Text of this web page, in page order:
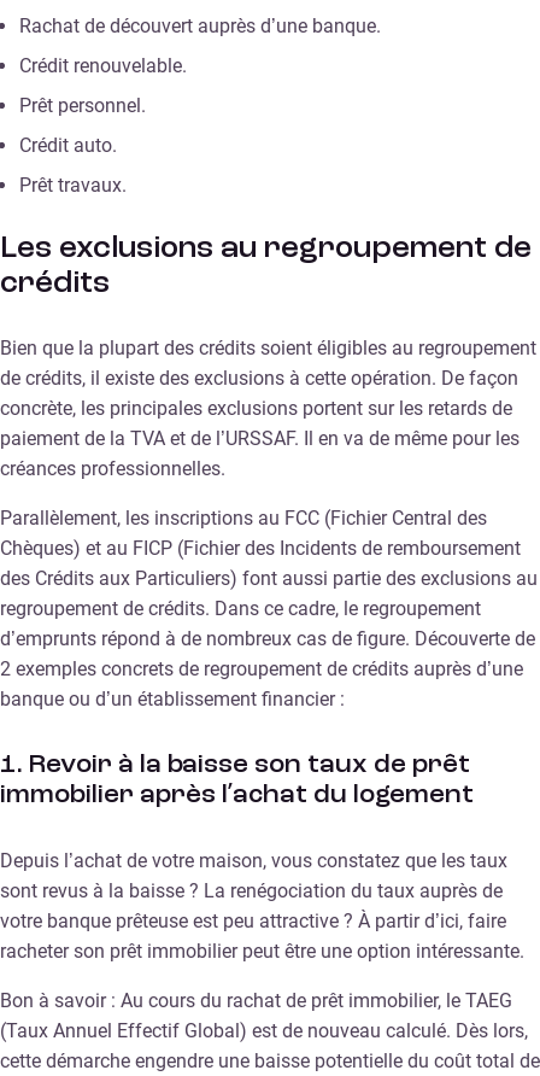
Rachat de découvert auprès d’une banque.
Crédit renouvelable.
Prêt personnel.
Crédit auto.
Prêt travaux.
Les exclusions au regroupement de
crédits
Bien que la plupart des crédits soient éligibles au regroupement
de crédits, il existe des exclusions à cette opération. De façon
concrète, les principales exclusions portent sur les retards de
paiement de la TVA et de l’URSSAF. Il en va de même pour les
créances professionnelles.
Parallèlement, les inscriptions au FCC (Fichier Central des
Chèques) et au FICP (Fichier des Incidents de remboursement
des Crédits aux Particuliers) font aussi partie des exclusions au
regroupement de crédits. Dans ce cadre, le regroupement
d’emprunts répond à de nombreux cas de figure. Découverte de
2 exemples concrets de regroupement de crédits auprès d’une
banque ou d’un établissement financier :
1. Revoir à la baisse son taux de prêt
immobilier après l’achat du logement
Depuis l’achat de votre maison, vous constatez que les taux
sont revus à la baisse ? La renégociation du taux auprès de
votre banque prêteuse est peu attractive ? À partir d’ici, faire
racheter son prêt immobilier peut être une option intéressante.
Bon à savoir : Au cours du rachat de prêt immobilier, le TAEG
(Taux Annuel Effectif Global) est de nouveau calculé. Dès lors,
cette démarche engendre une baisse potentielle du coût total de